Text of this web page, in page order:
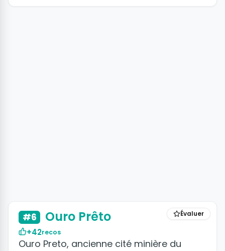
Évaluer
#6 Ouro Prêto
+42recos
Ouro Preto, ancienne cité minière du